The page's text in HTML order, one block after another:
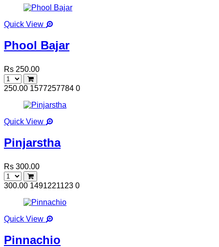
Quick View
Phool Bajar
Rs 250.00
250.00 1577257784 0
Quick View
Pinjarstha
Rs 300.00
300.00 1491221123 0
Quick View
Pinnachio